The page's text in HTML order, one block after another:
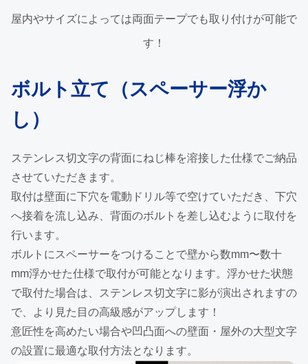
屋内やサイズによっては両面テープでも取り付けが可能で
す！
ボルト立て（スペーサー浮か
し）
ステンレス切文字の背面にねじ棒を溶接した仕様でご納品
させていただきます。
取付は壁面に下穴を電動ドリル等で空けていただき、下穴
へ接着を流し込み、背面のボルトを差し込むように取付を
行います。
ボルトにスペーサーをつけることで壁から数mm〜数十
mm浮かせた仕様で取付が可能となります。浮かせた状態
で取付た場合は、ステンレス切文字に影が演出されますの
で、より見た目の高級感がアップします！
意匠性を高めたい場合や凹凸面への壁面・屋外の大型文字
の設置に最適な取付方法となります。